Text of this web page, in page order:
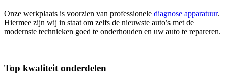
Onze werkplaats is voorzien van professionele diagnose apparatuur.
Hiermee zijn wij in staat om zelfs de nieuwste auto’s met de
modernste technieken goed te onderhouden en uw auto te repareren.
Top kwaliteit onderdelen